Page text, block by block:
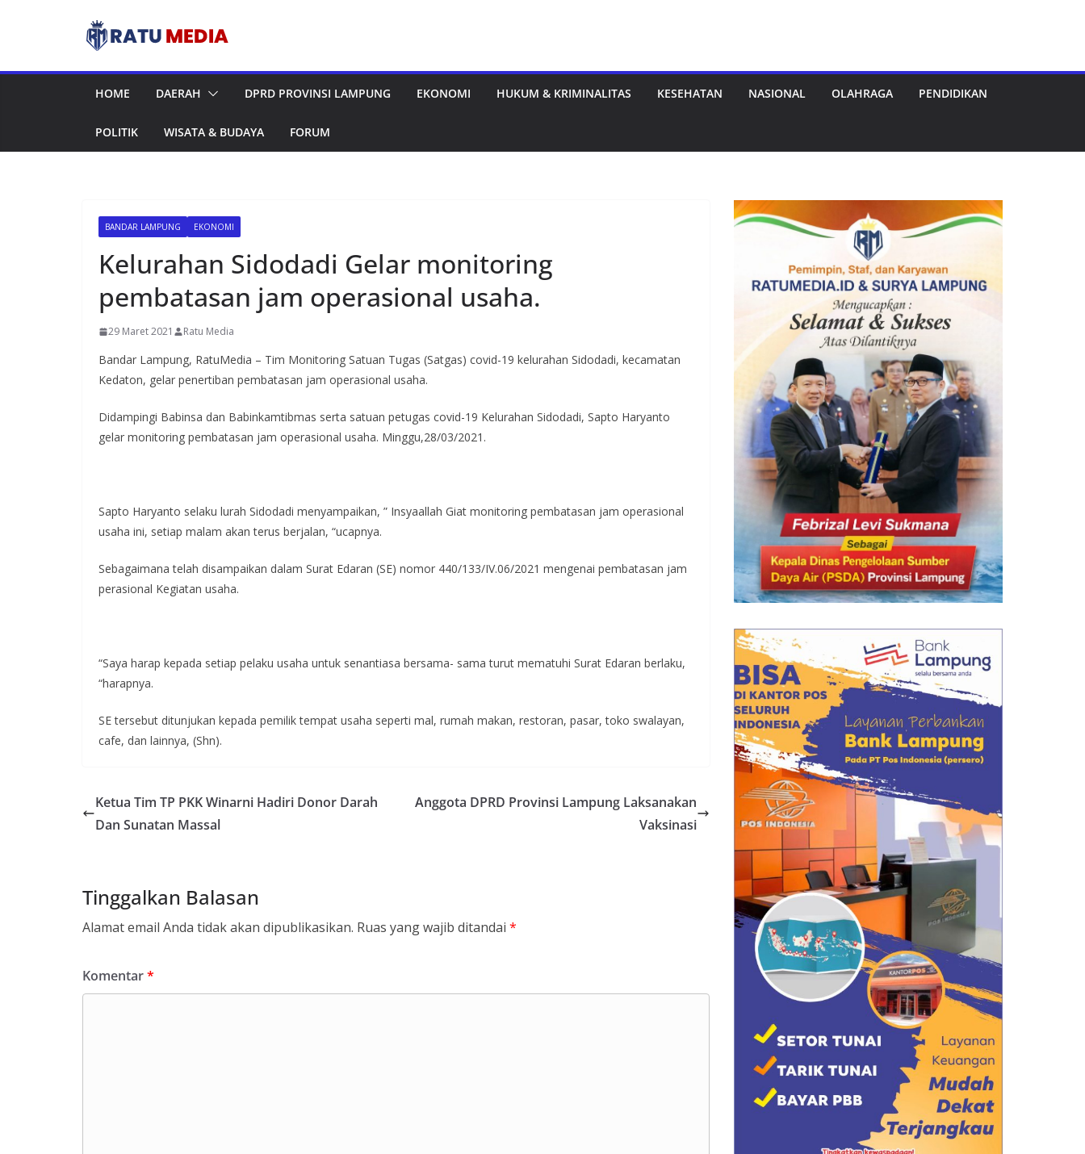
HOME DAERAH DPRD PROVINSI LAMPUNG EKONOMI HUKUM & KRIMINALITAS KESEHATAN NASIONAL OLAHRAGA PENDIDIKAN
POLITIK WISATA & BUDAYA FORUM
BANDAR LAMPUNG EKONOMI
Kelurahan Sidodadi Gelar monitoring
pembatasan jam operasional usaha.
29 Maret 2021 Ratu Media
Bandar Lampung, RatuMedia – Tim Monitoring Satuan Tugas (Satgas) covid-19 kelurahan Sidodadi, kecamatan
Kedaton, gelar penertiban pembatasan jam operasional usaha.
Didampingi Babinsa dan Babinkamtibmas serta satuan petugas covid-19 Kelurahan Sidodadi, Sapto Haryanto
gelar monitoring pembatasan jam operasional usaha. Minggu,28/03/2021.
Sapto Haryanto selaku lurah Sidodadi menyampaikan, ” Insyaallah Giat monitoring pembatasan jam operasional
usaha ini, setiap malam akan terus berjalan, “ucapnya.
Sebagaimana telah disampaikan dalam Surat Edaran (SE) nomor 440/133/IV.06/2021 mengenai pembatasan jam
perasional Kegiatan usaha.
“Saya harap kepada setiap pelaku usaha untuk senantiasa bersama- sama turut mematuhi Surat Edaran berlaku,
“harapnya.
SE tersebut ditunjukan kepada pemilik tempat usaha seperti mal, rumah makan, restoran, pasar, toko swalayan,
cafe, dan lainnya, (Shn).
Ketua Tim TP PKK Winarni Hadiri Donor Darah
Dan Sunatan Massal
Anggota DPRD Provinsi Lampung Laksanakan
Vaksinasi
Tinggalkan Balasan
Alamat email Anda tidak akan dipublikasikan. Ruas yang wajib ditandai *
Komentar*